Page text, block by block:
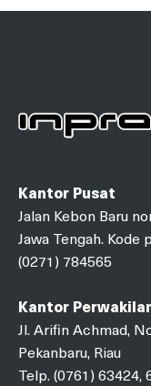
Kantor Pusat
Jalan Kebon Baru
Jawa Tengah. Kode
(0271) 784565
Kantor
Jl. Arifin Achmad,
Pekanbaru, Riau
Telp. (0761) 63424,